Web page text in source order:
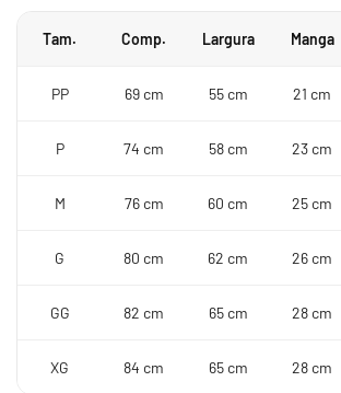
Tam. Comp. Largura Manga
PP 69 cm 55 cm 21 cm
P 74 cm 58 cm 23 cm
M 76 cm 60 cm 25 cm
G 80 cm 62 cm 26 cm
GG 82 cm 65 cm 28 cm
XG 84 cm 65 cm 28 cm